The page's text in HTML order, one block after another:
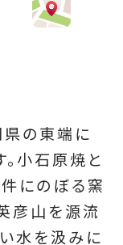
の東端に
小石原焼と
にのぼる窯
彦山を源流
水を汲みに